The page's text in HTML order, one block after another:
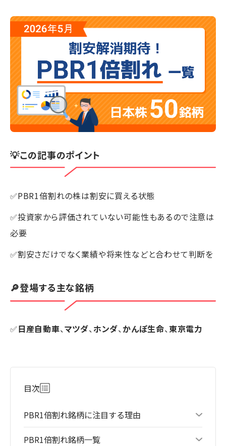
💡この記事のポイント
✅PBR1倍割れの株は割安に買える状態
✅投資家から評価されていない可能性もあるので注意は
必要
✅割安さだけでなく業績や将来性などと合わせて判断を
🔎登場する主な銘柄
✅日産自動車、マツダ、ホンダ、かんぽ生命、東京電力
目次
PBR1倍割れ銘柄に注目する理由
PBR1倍割れ銘柄一覧